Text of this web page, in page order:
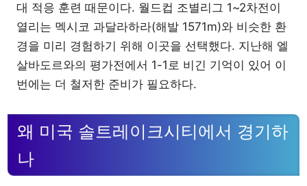
대 적응 훈련 때문이다. 월드컵 조별리그 1~2차전이
열리는 멕시코 과달라하라(해발 1571m)와 비슷한 환
경을 미리 경험하기 위해 이곳을 선택했다. 지난해 엘
살바도르와의 평가전에서 1-1로 비긴 기억이 있어 이
번에는 더 철저한 준비가 필요하다.
왜 미국 솔트레이크시티에서 경기하
나